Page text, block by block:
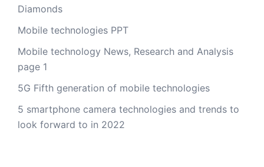
Diamonds
Mobile technologies PPT
Mobile technology News, Research and Analysis
page 1
5G Fifth generation of mobile technologies
5 smartphone camera technologies and trends to
look forward to in 2022